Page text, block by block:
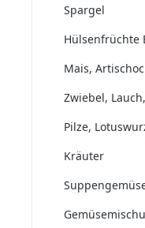
Spargel
Hülsenfrüchte
Mais,
Zwiebel,
Pilze,
Kräuter